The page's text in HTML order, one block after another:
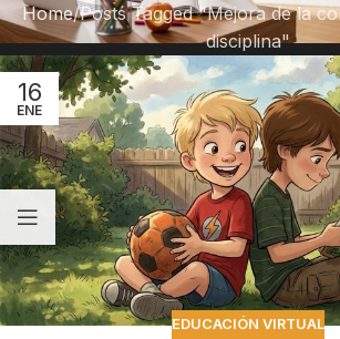
Home Posts Tagged "Mejora de la
disciplina"
16
ENE
EDUCACIÓN VIRTUAL